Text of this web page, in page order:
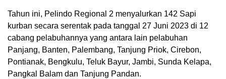
Tahun ini, Pelindo Regional 2 menyalurkan 142 Sapi
kurban secara serentak pada tanggal 27 Juni 2023 di 12
cabang pelabuhannya yang antara lain pelabuhan
Panjang, Banten, Palembang, Tanjung Priok, Cirebon,
Pontianak, Bengkulu, Teluk Bayur, Jambi, Sunda Kelapa,
Pangkal Balam dan Tanjung Pandan.